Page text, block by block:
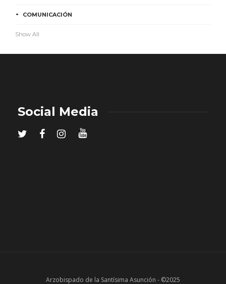
COMUNICACIÓN
Show All
Social Media
Arzobispado de la Santísima Asunción - ©2025